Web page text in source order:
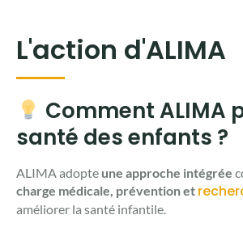
L'action d'ALIMA
Comment ALIMA
santé des enfants ?
ALIMA adopte une approche intégrée
charge médicale, prévention et
améliorer la santé infantile.